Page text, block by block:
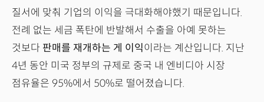
질서에 맞춰 기업의 이익을 극대화해야했기 때문입니다.
전례 없는 세금 폭탄에 반발해서 수출을 아예 못하는
것보다 판매를 재개하는 게 이익이라는 계산입니다. 지난
4년 동안 미국 정부의 규제로 중국 내 엔비디아 시장
점유율은 95%에서 50%로 떨어졌습니다.